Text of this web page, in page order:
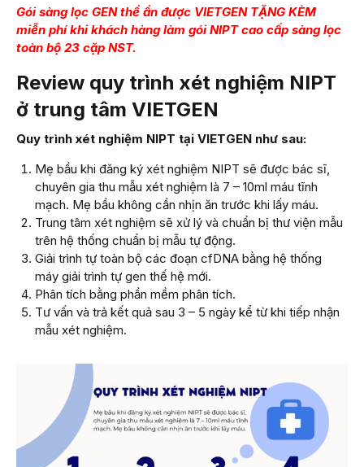
Gói sàng lọc GEN thể ẩn được VIETGEN TẶNG KÈM
miễn phí khi khách hàng làm gói NIPT cao cấp sàng lọc
toàn bộ 23 cặp NST.
Review quy trình xét nghiệm NIPT
ở trung tâm VIETGEN
Quy trình xét nghiệm NIPT tại VIETGEN như sau:
Mẹ bầu khi đăng ký xét nghiệm NIPT sẽ được bác sĩ,
chuyên gia thu mẫu xét nghiệm là 7 – 10ml máu tĩnh
mạch. Mẹ bầu không cần nhịn ăn trước khi lấy máu.
Trung tâm xét nghiệm sẽ xử lý và chuẩn bị thư viện mẫu
trên hệ thống chuẩn bị mẫu tự động.
Giải trình tự toàn bộ các đoạn cfDNA bằng hệ thống
máy giải trình tự gen thế hệ mới.
Phân tích bằng phần mềm phân tích.
Tư vấn và trả kết quả sau 3 – 5 ngày kể từ khi tiếp nhận
mẫu xét nghiệm.